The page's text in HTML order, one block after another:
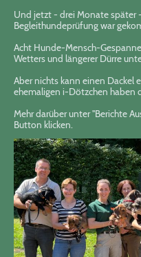
Und jetzt - drei Monate später
Begleithundeprüfung war
Acht Hunde-Mensch-
Wetters und längerer Dürre
Aber nichts kann einen Dackel
ehemaligen i-Dötzchen haben
Mehr darüber unter "Berichte
Button klicken.